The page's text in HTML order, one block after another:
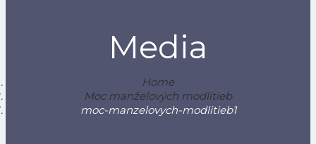
Media
Home
Moc manželových modlitieb
moc-manzelovych-modlitieb1